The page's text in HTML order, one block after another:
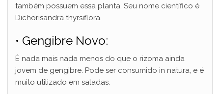
também possuem essa planta. Seu nome científico é
Dichorisandra thyrsiflora.
• Gengibre Novo:
É nada mais nada menos do que o rizoma ainda
jovem de gengibre. Pode ser consumido in natura, e é
muito utilizado em saladas.